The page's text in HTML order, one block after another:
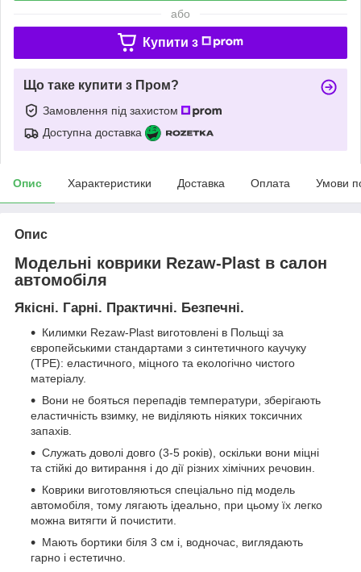
або
Купити з
Що таке купити з Пром?
Замовлення під захистом
Доступна доставка
Опис Характеристики Доставка Оплата Умови
Опис
Модельні коврики Rezaw-Plast в салон
автомобіля
Якісні. Гарні. Практичні. Безпечні.
Килимки Rezaw-Plast виготовлені в Польщі за
європейськими стандартами з синтетичного каучуку
(ТРЕ): еластичного, міцного та екологічно чистого
матеріалу.
Вони не бояться перепадів температури, зберігають
еластичність взимку, не виділяють ніяких токсичних
запахів.
Служать доволі довго (3-5 років), оскільки вони міцні
та стійкі до витирання і до дії різних хімічних речовин.
Коврики виготовляються спеціально під модель
автомобіля, тому лягають ідеально, при цьому їх легко
можна витягти й почистити.
Мають бортики біля 3 см і, водночас, виглядають
гарно і естетично.